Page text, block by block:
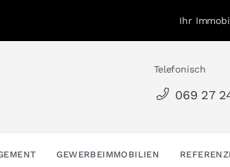
Ihr
Telefonisch
069 27
GEWERBEIMMOBILIEN